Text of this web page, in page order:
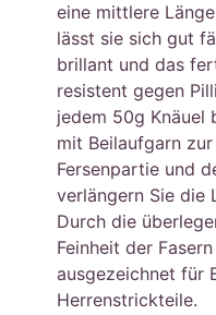
eine mittlere
lässt sie sich gut
brillant und das
resistent gegen
jedem 50g Knäuel
mit Beilaufgarn
Fersenpartie und
verlängern Sie die
Durch die
Feinheit der
ausgezeichnet für
Herrenstrickteile.